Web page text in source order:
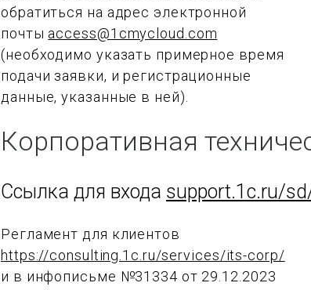
обратиться на адрес электронной
почты access@1cmycloud.com
(необходимо указать примерное время
подачи заявки, и регистрационные
данные, указанные в ней).
Корпоративная
Ссылка для входа support.1c.ru/
Регламент для клиентов
https://consulting.1c.ru/services/its-corp/
и в инфописьме №31334 от 29.12.2023